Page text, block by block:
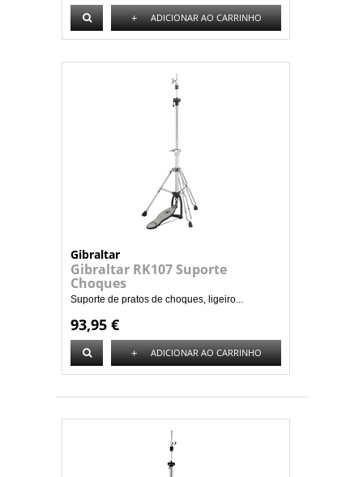
+ ADICIONAR AO CARRINHO
Gibraltar
Gibraltar RK107 Suporte
Choques
Suporte de pratos de choques, ligeiro...
93,95 €
+ ADICIONAR AO CARRINHO